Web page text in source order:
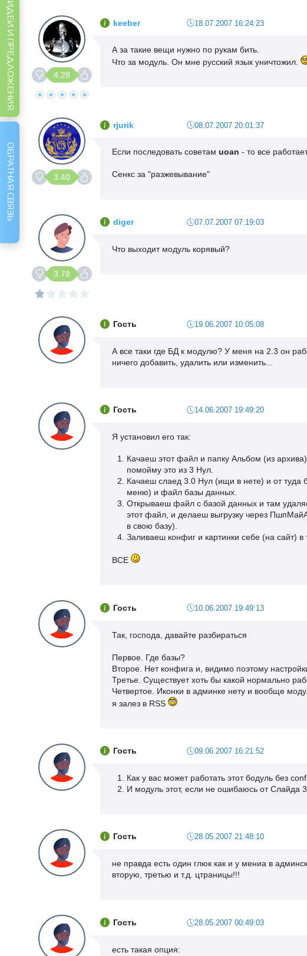
4.28
keeber 18.07.2007 16:24:23
А за такие вещи нужно по рукам бить.
Что за модуль. Он мне русский язык уничтожил.
3.40
rjurik 08.07.2007 20:01:37
Если последовать советам uoan - то все
Сенкс за "разжевывание"
3.78
diger 07.07.2007 07:19:03
Что выходит модуль корявый?
Гость 19.06.2007 10:05:08
А все таки где БД к модулю? У меня на 2.3 он
ничего добавить, удалить или изменить...
Гость 14.06.2007 19:49:20
Я установил его так:
Качаеш этот файл и папку Альбом (из
помойму это из 3 Нул.
Качаеш слаед 3.0 Нул (ищи в нете) и от
меню) и файл базы данных.
Открываеш файл с базой данных и там
этот файл, и делаеш выгрузку через
в свою базу).
Заливаеш конфиг и картинки себе (на сайт) в
ВСЕ
Гость 10.06.2007 19:49:13
Так, господа, давайте разбираться
Первое. Где базы?
Второе. Нет конфига и, видимо поэтому
Третье. Существует хоть бы какой нормально
Четвертое. Иконки в админке нету и вообще
я залез в RSS
Гость 09.06.2007 16:21:52
Как у вас может работать этот бодуль без
И модуль этот, если не ошибаюсь от Слайда
Гость 28.05.2007 21:48:10
не правда есть один глюк как и у мениа в
вторую, третью и т.д. цтраницы!!!
Гость 28.05.2007 00:49:03
есть такая опция:
ИДЕИ И ПРЕДЛОЖЕНИЯ
ОБРАТНАЯ СВЯЗЬ